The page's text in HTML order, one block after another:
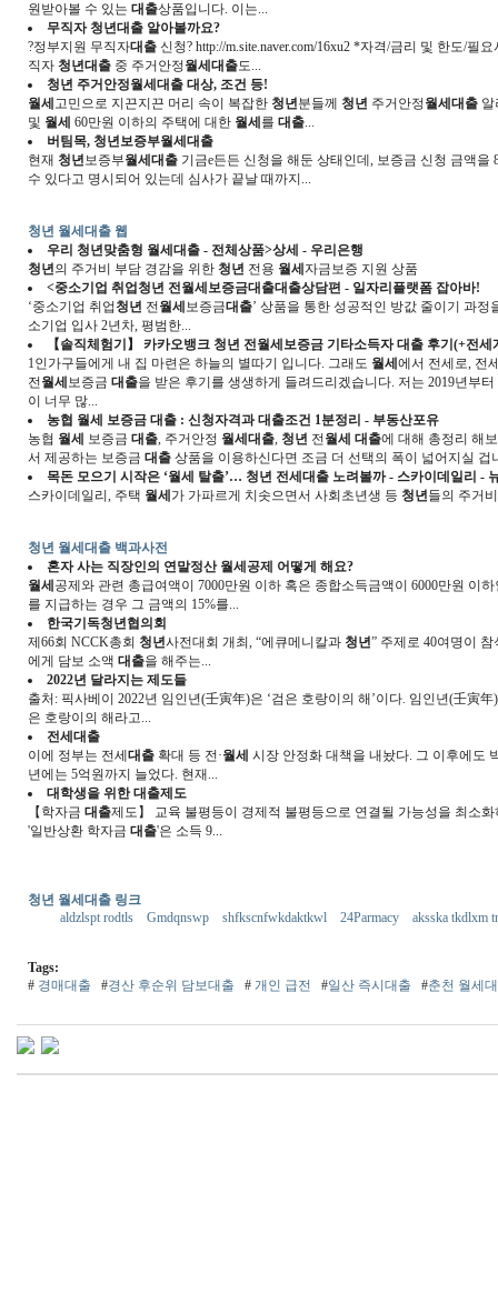
원받아볼 수 있는 대출상품입니다. 이는...
무직자 청년대출 알아볼까요?
?정부지원 무직자대출 신청? http://m.site.naver.com/16xu2 *자격/금리 및 한도/필
직자 청년대출 중 주거안정월세대출도...
청년 주거안정월세대출 대상, 조건 등!
월세 고민으로 지끈지끈 머리 속이 복잡한 청년분들께 청년 주거안정월세대출
및 월세 60만원 이하의 주택에 대한 월세 를 대출...
버팀목, 청년보증부월세대출
현재 청년보증부월세대출 기금e든든 신청을 해둔 상태인데, 보증금 신청 금액
수 있다고 명시되어 있는데 심사가 끝날 때까지...
청년 월세대출 웹
우리 청년맞춤형 월세대출 - 전체상품>상세 - 우리은행
청년의 주거비 부담 경감을 위한 청년 전용 월세 자금보증 지원 상품
<중소기업 취업 청년 전월세 보증금대출대출상담편 - 일자리플랫폼 잡아바!
‘중소기업 취업 청년 전 월세 보증금대출’ 상품을 통한 성공적인 방값 줄이기 과
소기업 입사 2년차, 평범한...
【솔직체험기】 카카오뱅크 청년 전월세 보증금 기타소득자대출 후기(+전세
1인가구들에게 내 집 마련은 하늘의 별따기 입니다. 그래도 월세 에서 전세로, 전
전 월세 보증금 대출을 받은 후기를 생생하게 들려드리겠습니다. 저는 2019년부
이 너무 많...
농협 월세 보증금 대출 : 신청자격과대출조건 1분정리 - 부동산포유
농협 월세 보증금 대출, 주거안정 월세대출, 청년 전 월세 대출에 대해 총정리 해
서 제공하는 보증금 대출 상품을 이용하신다면 조금 더 선택의 폭이 넓어지실 겁
목돈 모으기 시작은 ‘월세 탈출’… 청년 전세 대출 노려볼까 - 스카이데일리 -
스카이데일리, 주택 월세 가 가파르게 치솟으면서 사회초년생 등 청년들의 주거
청년 월세대출 백과사전
혼자 사는 직장인의 연말정산 월세 공제 어떻게 해요?
월세 공제와 관련 총급여액이 7000만원 이하 혹은 종합소득금액이 6000만원
를 지급하는 경우 그 금액의 15%를...
한국기독청년협의회
제66회 NCCK총회 청년사전대회 개최, “에큐메니칼과 청년” 주제로 40여명이
에게 담보 소액 대출을 해주는...
2022년 달라지는 제도들
출처: 픽사베이 2022년 임인년(壬寅年)은 ‘검은 호랑이의 해’이다. 임인년(壬寅
은 호랑이의 해라고...
전세 대출
이에 정부는 전세 대출 확대 등 전·월세 시장 안정화 대책을 내놨다. 그 이후에도
년에는 5억원까지 늘었다. 현재...
대학생을 위한대출제도
【학자금 대출제도】 교육 불평등이 경제적 불평등으로 연결될 가능성을 최소
'일반상환 학자금 대출'은 소득 9...
청년 월세대출 링크
aldzlspt rodtls
Gmdqnswp shfkscnfwkdaktkwl 24Parmacy aksska tkdlxm
Tags:
# 경매대출 #경산 후순위 담보대출 # 개인 급전 #일산 즉시대출 #춘천 월세